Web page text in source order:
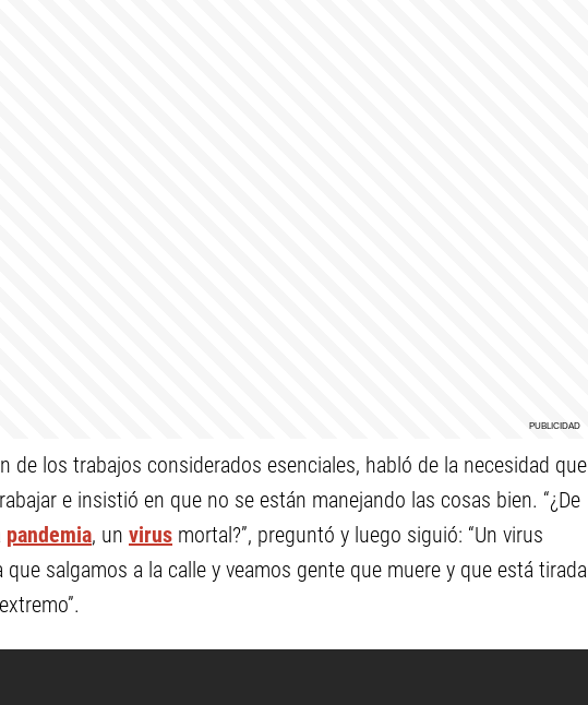
de los trabajos considerados esenciales, habló de la necesidad que
e insistió en que no se están manejando las cosas bien. “¿De
pandemia, un virus mortal?”, preguntó y luego siguió: “Un virus
salgamos a la calle y veamos gente que muere y que está tirada